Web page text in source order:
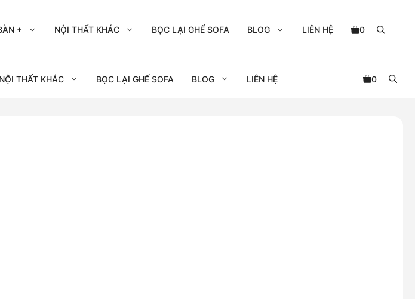
+ NỘI THẤT KHÁC BỌC LẠI GHẾ SOFA BLOG LIÊN HỆ 0
NỘI THẤT KHÁC BỌC LẠI GHẾ SOFA BLOG LIÊN HỆ 0